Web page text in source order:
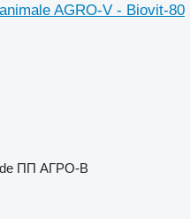
AGRO-V - Biovit-80
de ПП АГРО-В